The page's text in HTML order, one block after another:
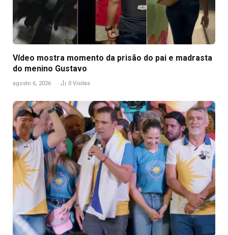
Vídeo mostra momento da prisão do pai e madrasta
do menino Gustavo
agosto 6, 2026 0 Visitas